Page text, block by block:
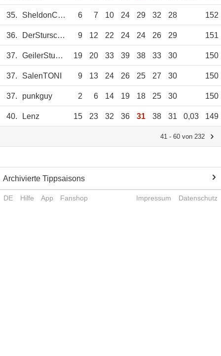
35. SheldonCooper 6 7 10 24 29 32 28 152
36. DerSturschädel 9 12 22 24 24 26 29 151
37. GeilerStuhlgang 19 20 33 39 38 33 30 150
37. SalenTONI 9 13 24 26 25 27 30 150
37. punkguy 2 6 14 19 18 25 30 150
40. Lenz 15 23 32 36 31 38 31 0,03 149
41 - 60 von 232
Archivierte Tippsaisons
DE Hilfe App Fanshop Impressum Datenschutz